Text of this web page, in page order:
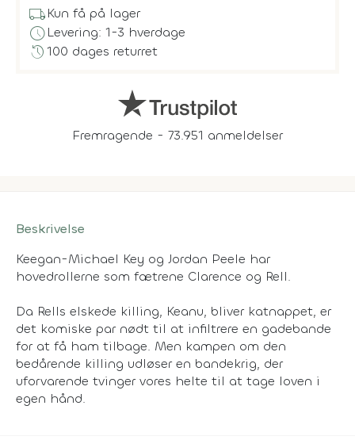
local_shippingKun få på lager
scheduleLevering: 1-3 hverdage
history100 dages returret
Fremragende - 73.951 anmeldelser
Beskrivelse
Keegan-Michael Key og Jordan Peele har
hovedrollerne som fætrene Clarence og Rell.
Da Rells elskede killing, Keanu, bliver katnappet, er
det komiske par nødt til at infiltrere en gadebande
for at få ham tilbage. Men kampen om den
bedårende killing udløser en bandekrig, der
uforvarende tvinger vores helte til at tage loven i
egen hånd.